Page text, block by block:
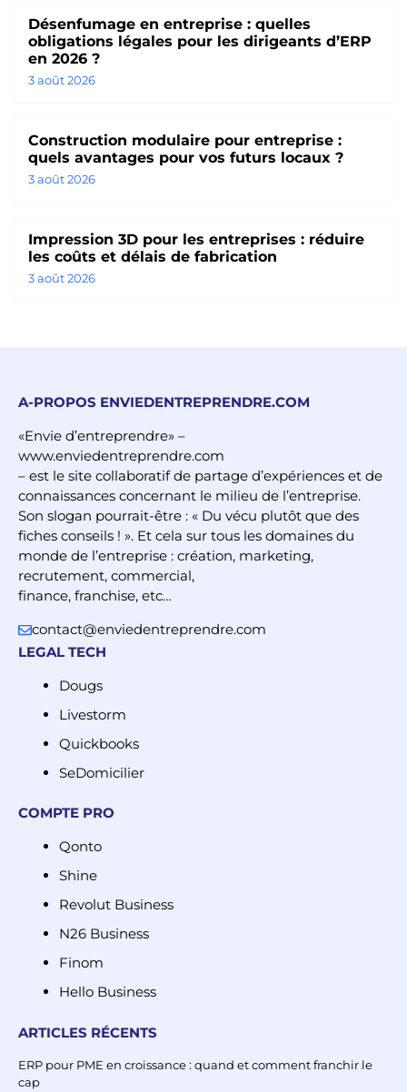
Désenfumage en entreprise : quelles
obligations légales pour les dirigeants d’ERP
en 2026 ?
3 août 2026
Construction modulaire pour entreprise :
quels avantages pour vos futurs locaux ?
3 août 2026
Impression 3D pour les entreprises : réduire
les coûts et délais de fabrication
3 août 2026
A-PROPOS ENVIEDENTREPRENDRE.COM
«Envie d’entreprendre» –
www.enviedentreprendre.com
– est le site collaboratif de partage d’expériences et de
connaissances concernant le milieu de l’entreprise.
Son slogan pourrait-être : « Du vécu plutôt que des
fiches conseils ! ». Et cela sur tous les domaines du
monde de l’entreprise : création, marketing,
recrutement, commercial,
finance, franchise, etc…
contact@enviedentreprendre.com
LEGAL TECH
Dougs
Livestorm
Quickbooks
SeDomicilier
COMPTE PRO
Qonto
Shine
Revolut Business
N26 Business
Finom
Hello Business
ARTICLES RÉCENTS
ERP pour PME en croissance : quand et comment franchir le
cap